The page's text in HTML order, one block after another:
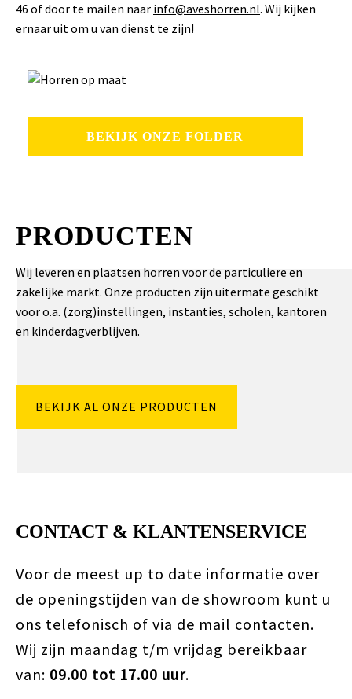
46 of door te mailen naar info@aveshorren.nl. Wij kijken
ernaar uit om u van dienst te zijn!
BEKIJK ONZE FOLDER
PRODUCTEN
Wij leveren en plaatsen horren voor de particuliere en
zakelijke markt. Onze producten zijn uitermate geschikt
voor o.a. (zorg)instellingen, instanties, scholen, kantoren
en kinderdagverblijven.
BEKIJK AL ONZE PRODUCTEN
CONTACT & KLANTENSERVICE
Voor de meest up to date informatie over
de openingstijden van de showroom kunt u
ons telefonisch of via de mail contacten.
Wij zijn maandag t/m vrijdag bereikbaar
van: 09.00 tot 17.00 uur.